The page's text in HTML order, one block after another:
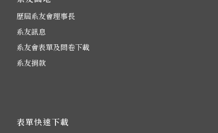
歷屆系友會理事長
系友訊息
系友會表單及問卷下載
系友捐款
表單快速下載